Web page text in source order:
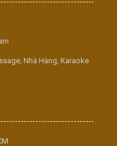
Nhà Hàng, Karaoke